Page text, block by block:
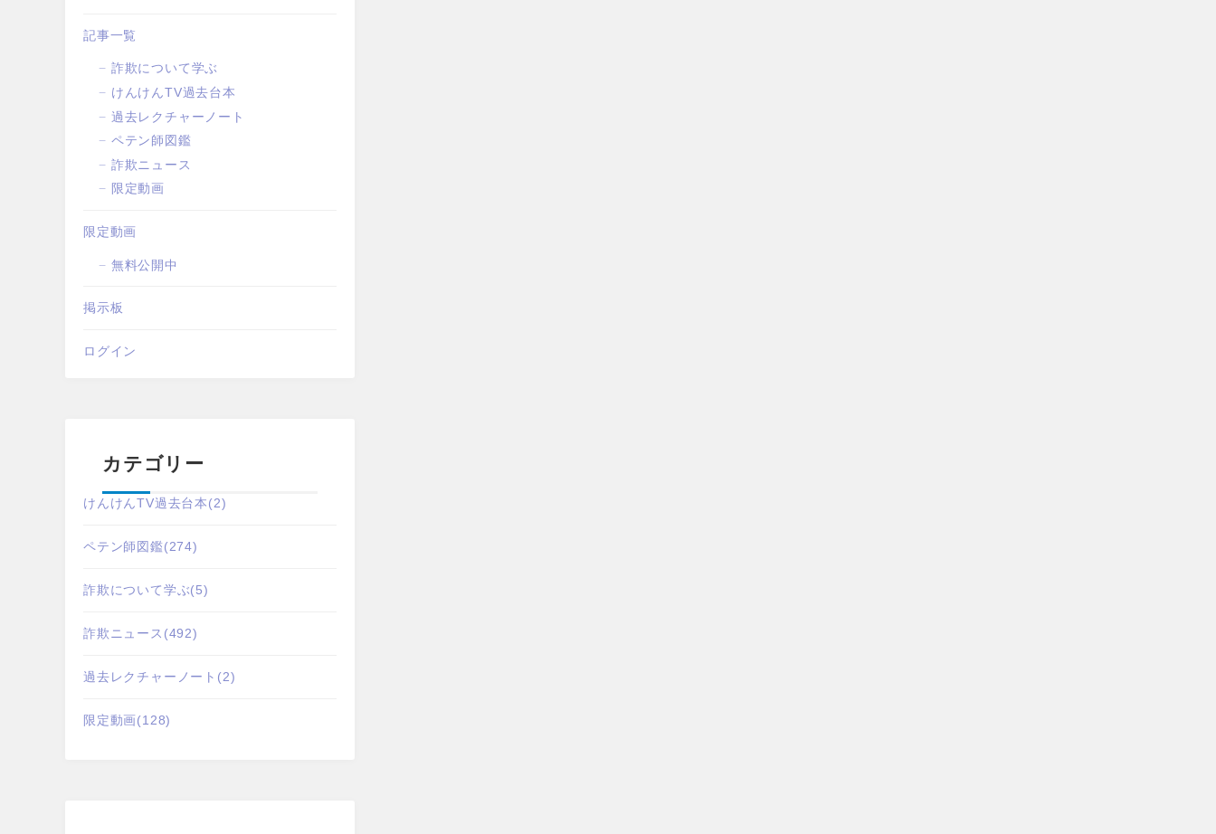
記事一覧
詐欺について学ぶ
けんけんTV過去台本
過去レクチャーノート
ペテン師図鑑
詐欺ニュース
限定動画
限定動画
無料公開中
掲示板
ログイン
カテゴリー
けんけんTV過去台本(2)
ペテン師図鑑(274)
詐欺について学ぶ(5)
詐欺ニュース (492)
過去レクチャーノート (2)
限定動画(128)